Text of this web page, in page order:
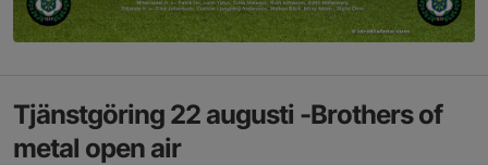
Tjänstgöring 22 augusti -Brothers of
metal open air